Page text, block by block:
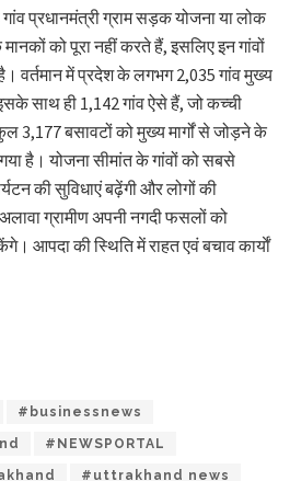
प्रधानमंत्री ग्राम सड़क योजना या लोक
मानकों को पूरा नहीं करते हैं, इसलिए इन गांवों
वर्तमान में प्रदेश के लगभग 2,035 गांव मुख्य
साथ ही 1,142 गांव ऐसे हैं, जो कच्ची
बसावटों को मुख्य मार्गों से जोड़ने के
है। योजना सीमांत के गांवों को सबसे
की सुविधाएं बढ़ेंगी और लोगों की
ग्रामीण अपनी नगदी फसलों को
आपदा की स्थिति में राहत एवं बचाव कार्याें
#businessnews
#NEWSPORTAL
#uttrakhand news